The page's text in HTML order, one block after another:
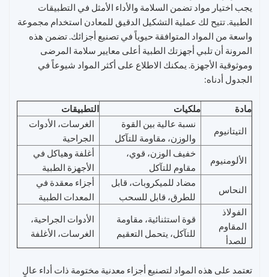
يجب اختيار مواد تضمن السلامة والأداء الأمثل في التطبيقات
الطبية. تتيح لك عملية التشكيل الدقيق للمعادن استخدام مجموعة
واسعة من المواد المتوافقة حيوياً في تصنيع أجزائك. تضمن هذه
المرونة أن تلبي أجهزتك الطبية أعلى معايير سلامة المرضى
وموثوقية الأجهزة. يمكنك الاطلاع على أكثر المواد شيوعاً في
الجدول أدناه:
مادة ملكيات التطبيقات
التيتانيوم
نسبة عالية بين القوة
والوزن، مقاومة للتآكل
الغرسات، الأدوات
الجراحية
الألومنيوم
خفيف الوزن، قوي،
مقاوم للتآكل
أغلفة وهياكل في
الأجهزة الطبية
النحاس
مضاد للميكروبات، قابل
للطرق، قابل للسحب
أجزاء معقدة في
المعدات الطبية
الفولاذ
المقاوم
للصدأ
قوة استثنائية، مقاومة
للتآكل، يتحمل التعقيم
الأدوات الجراحية،
الغرسات، الأغلفة
تعتمد على هذه المواد لتصنيع أجزاء معدنية مختومة ذات أداء عالٍ